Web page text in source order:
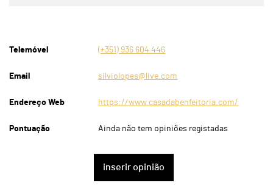
Telemóvel (+351) 936 604 446
Email silviolopes@live.com
Endereço Web https://www.casadabenfeitoria.com/
Pontuação Ainda não tem opiniões registadas
inserir opinião